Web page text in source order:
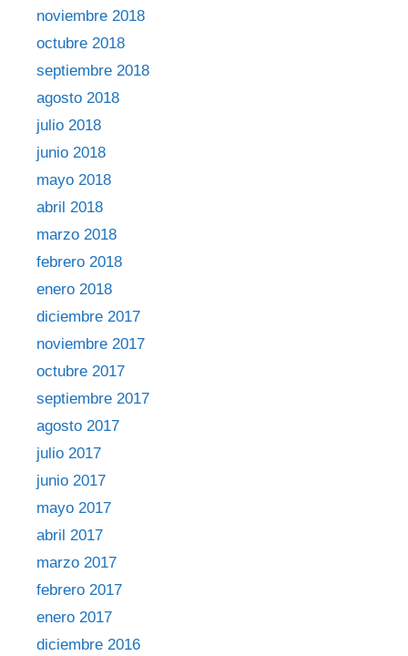
noviembre 2018
octubre 2018
septiembre 2018
agosto 2018
julio 2018
junio 2018
mayo 2018
abril 2018
marzo 2018
febrero 2018
enero 2018
diciembre 2017
noviembre 2017
octubre 2017
septiembre 2017
agosto 2017
julio 2017
junio 2017
mayo 2017
abril 2017
marzo 2017
febrero 2017
enero 2017
diciembre 2016